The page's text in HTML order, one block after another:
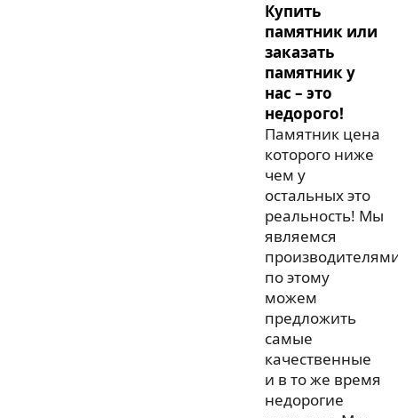
Купить
памятник или
заказать
памятник у
нас – это
недорого!
Памятник цена
которого ниже
чем у
остальных это
реальность! Мы
являемся
по этому
можем
предложить
самые
качественные
и в то же время
недорогие